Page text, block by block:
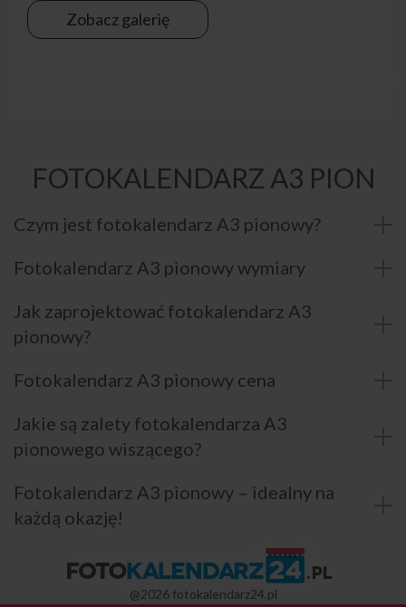
Zobacz galerię
FOTOKALENDARZ A3 PION
Czym jest fotokalendarz A3 pionowy?
Fotokalendarz A3 pionowy wymiary
Jak zaprojektować fotokalendarz A3
pionowy?
Fotokalendarz A3 pionowy cena
Jakie są zalety fotokalendarza A3
pionowego wiszącego?
Fotokalendarz A3 pionowy – idealny na
każdą okazję!
@2026 fotokalendarz24.pl